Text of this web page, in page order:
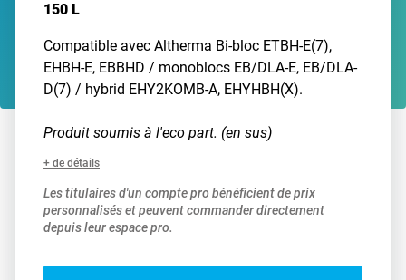
150 L
Compatible avec Altherma Bi-bloc ETBH-E(7),
EHBH-E, EBBHD / monoblocs EB/DLA-E, EB/DLA-
D(7) / hybrid EHY2KOMB-A, EHYHBH(X).
Produit soumis à l'eco part. (en sus)
+ de détails
Les titulaires d'un compte pro bénéficient de prix
personnalisés et peuvent commander directement
depuis leur espace pro.